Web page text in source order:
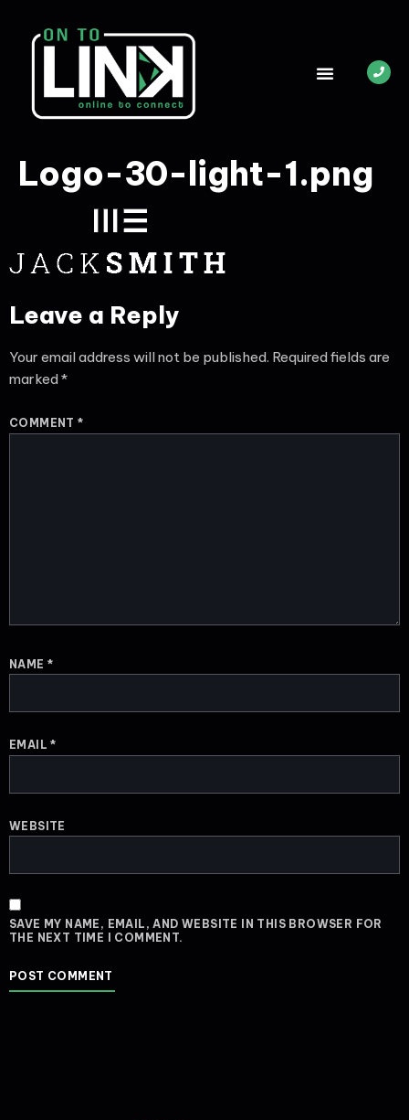
Logo-30-light-1.png
Leave a Reply
Your email address will not be published. Required fields are
marked*
COMMENT*
NAME *
EMAIL*
WEBSITE
SAVE MY NAME, EMAIL, AND WEBSITE IN THIS BROWSER FOR
THE NEXT TIME I COMMENT.